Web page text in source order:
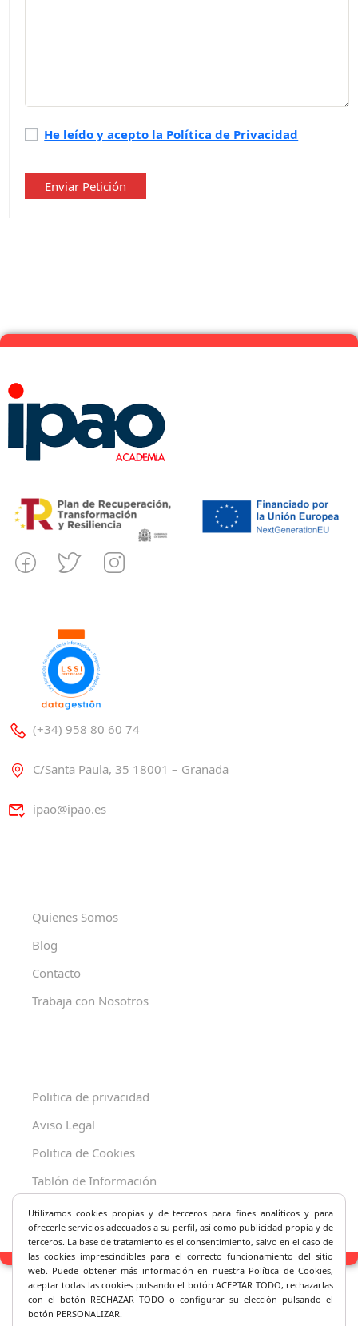
Política
privacidad*
He leído y acepto la Política de Privacidad
Enviar Petición
(+34) 958 80 60 74
C/Santa Paula, 35 18001 – Granada
ipao@ipao.es
Quienes Somos
Blog
Contacto
Trabaja con Nosotros
Politica de privacidad
Aviso Legal
Politica de Cookies
Tablón de Información
Decreto 625/2019
Utilizamos cookies propias y de terceros para fines analíticos y para
ofrecerle servicios adecuados a su perfil, así como publicidad propia y de
terceros. La base de tratamiento es el consentimiento, salvo en el caso de
las cookies imprescindibles para el correcto funcionamiento del sitio
web. Puede obtener más información en nuestra Política de Cookies,
aceptar todas las cookies pulsando el botón ACEPTAR TODO, rechazarlas
con el botón RECHAZAR TODO o configurar su elección pulsando el
botón PERSONALIZAR.